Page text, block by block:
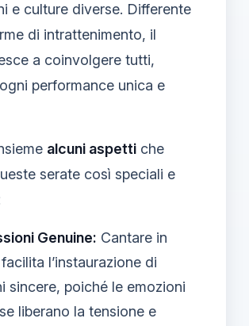
e culture diverse. Differente
di intrattenimento, il
a coinvolgere tutti,
performance unica e
alcuni aspetti che
serate così speciali e
Genuine: Cantare in
l’instaurazione di
sincere, poiché le emozioni
liberano la tensione e